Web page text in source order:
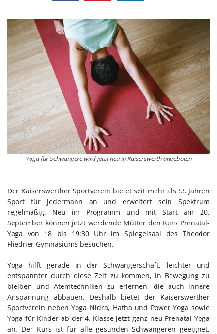
Yoga für Schwangere wird jetzt neu in Kaiserswerth angeboten
Der Kaiserswerther Sportverein bietet seit mehr als 55 Jahren
Sport für jedermann an und erweitert sein Spektrum
regelmäßig. Neu im Programm und mit Start am 20.
September können jetzt werdende Mütter den Kurs Prenatal-
Yoga von 18 bis 19:30 Uhr im Spiegelsaal des Theodor
Fliedner Gymnasiums besuchen.
Yoga hilft gerade in der Schwangerschaft, leichter und
entspannter durch diese Zeit zu kommen, in Bewegung zu
bleiben und Atemtechniken zu erlernen, die auch innere
Anspannung abbauen. Deshalb bietet der Kaiserswerther
Sportverein neben Yoga Nidra, Hatha und Power Yoga sowie
Yoga für Kinder ab der 4. Klasse jetzt ganz neu Prenatal Yoga
an. Der Kurs ist für alle gesunden Schwangeren geeignet,